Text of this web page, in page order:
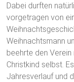
Dabei durften
vorgetragen von
Weihnachtsmann
beehrte den
Christkind selbst.
Jahresverlauf und